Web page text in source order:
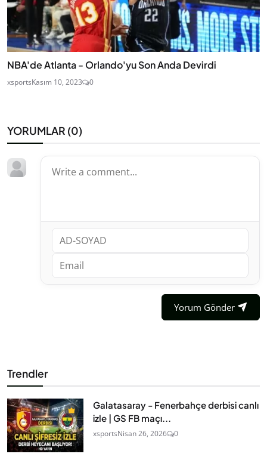
NBA'de Atlanta - Orlando'yu Son Anda Devirdi
xsportsKasım 10, 2023 0
YORUMLAR (0)
Yorum Gönder
Trendler
Galatasaray - Fenerbahçe derbisi canlı
izle | GS FB maçı...
xsportsNisan 26, 2026 0